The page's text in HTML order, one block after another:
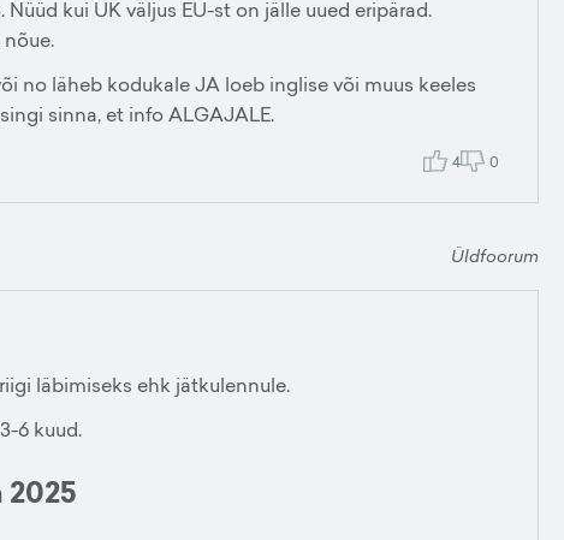
kui UK väljus EU-st on jälle uued eripärad.
no läheb kodukale JA loeb inglise või muus keeles
sinna, et info ALGAJALE.
4 0
Üldfoorum
läbimiseks ehk jätkulennule.
6 kuud.